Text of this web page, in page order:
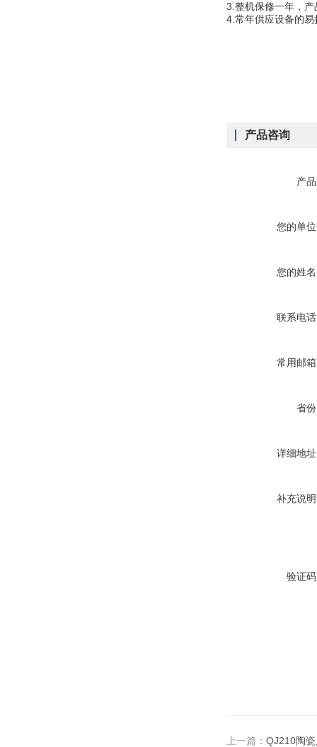
3.整机保修一年，产
4.常年供应设备的
产品咨询
产
您的单
您的姓
联系电
常用邮
省
详细地
补充说
验证
上一篇： QJ210陶